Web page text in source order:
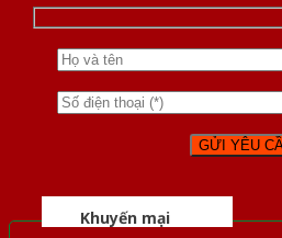
Khuyến mại